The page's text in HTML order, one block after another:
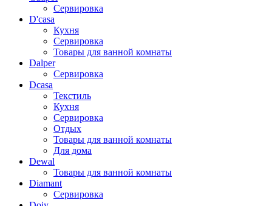
Сервировка
D'casa
Кухня
Сервировка
Товары для ванной комнаты
Dalper
Сервировка
Dcasa
Текстиль
Кухня
Сервировка
Отдых
Товары для ванной комнаты
Для дома
Dewal
Товары для ванной комнаты
Diamant
Сервировка